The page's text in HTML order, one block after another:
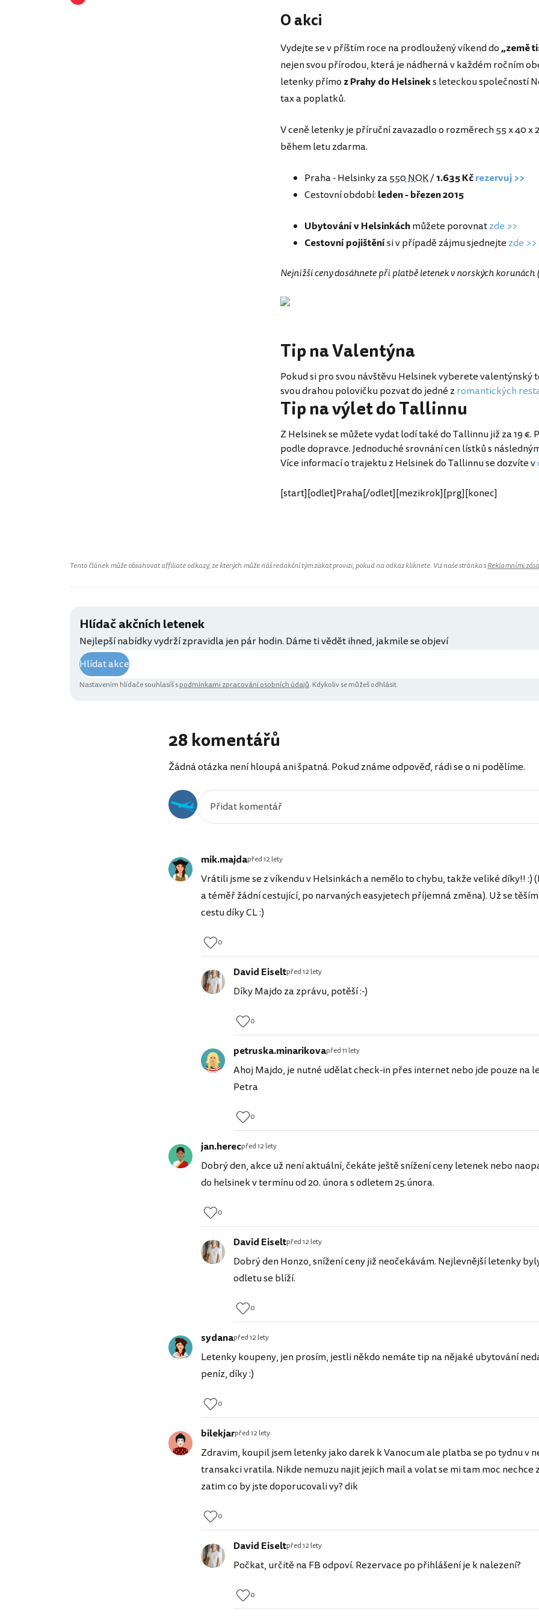
O akci
Vydejte se v příštím roce na prodloužený víkend do„země
nejen svou přírodou, která je nádherná v každém ročním
letenky přímo z Prahy do Helsineks leteckou společností
tax a poplatků.
V ceně letenky je příruční zavazadlo o rozměrech 55 x 40 x
během letu zdarma.
Praha - Helsinky za550 NOK/1.635 Kčrezervuj >>
Cestovní období: leden - březen 2015
Ubytování v Helsinkáchmůžete porovnatzde >>
Cestovní pojištěnísi v případě zájmu sjednejte zde >>
Nejnižší ceny dosáhnete při platbě letenek v norských korunách
Tip na Valentýna
Pokud si pro svou návštěvu Helsinek vyberete valentýnský
svou drahou polovičku pozvat do jedné zromantických
Tip na výlet do Tallinnu
Z Helsinek se můžete vydat lodí také do Tallinnu již za 19
podle dopravce. Jednoduché srovnání cen lístků s
Více informací o trajektu z Helsinek do Tallinnu se dozvíte v
[start][odlet]Praha[/odlet][mezikrok][prg][konec]
Tento článek může obsahovat affiliate odkazy, ze kterých může náš redakční tým získat provizi, pokud na odkaz kliknete. Viz naše stránka sReklamními
Hlídač akčních letenek
Nejlepší nabídky vydrží zpravidla jen pár hodin. Dáme ti vědět ihned, jakmile se objeví
Hlídat akce
Nastavením hlídače souhlasíš spodmínkami zpracování osobních údajů. Kdykoliv se můžeš odhlásit.
28 komentářů
Žádná otázka není hloupá ani špatná. Pokud známe odpověď, rádi se o ni podělíme.
mik.majdapřed 12 lety
Vrátili jsme se z víkendu v Helsinkách a nemělo to chybu, takže veliké díky!! :)
a téměř žádní cestující, po narvaných easyjetech příjemná změna). Už se
cestu díky CL :)
0
David Eiseltpřed 12 lety
Díky Majdo za zprávu, potěší :-)
0
petruska.minarikovapřed 11 lety
Ahoj Majdo, je nutné udělat check-in přes internet nebo jde pouze na
Petra
0
jan.herecpřed 12 lety
Dobrý den, akce už není aktuální, čekáte ještě snížení ceny letenek nebo
do helsinek v termínu od 20. února s odletem 25.února.
0
David Eiseltpřed 12 lety
Dobrý den Honzo, snížení ceny již neočekávám. Nejlevnější letenky
odletu se blíží.
0
sydanapřed 12 lety
Letenky koupeny, jen prosím, jestli někdo nemáte tip na nějaké ubytování
peníz, díky :)
0
bilekjarpřed 12 lety
Zdravim, koupil jsem letenky jako darek k Vanocum ale platba se po tydnu v
transakci vratila. Nikde nemuzu najit jejich mail a volat se mi tam moc nechce
zatim co by jste doporucovali vy? dik
0
David Eiseltpřed 12 lety
Počkat, určitě na FB odpoví. Rezervace po přihlášení je k nalezení?
0